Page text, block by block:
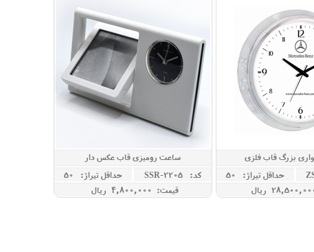
بزرگ قاب فلزی
حداقل تيراژ: 50
ساعت رومیزی قاب عکس دار
کد: SSR-2205
حداقل تيراژ: 50
قیمت: 4,800,000 ريال